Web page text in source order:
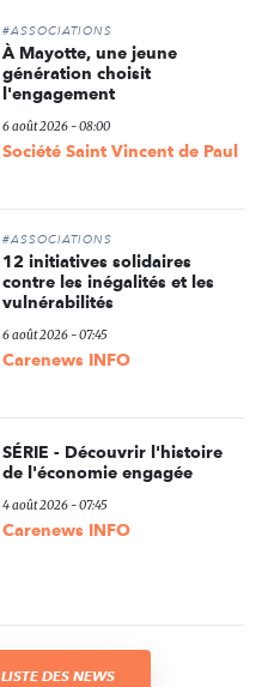
#ASSOCIATIONS
À Mayotte, une jeune
génération choisit
l'engagement
6 août 2026 - 08:00
Société Saint Vincent de Paul
#ASSOCIATIONS
12 initiatives solidaires
contre les inégalités et les
vulnérabilités
6 août 2026 - 07:45
Carenews INFO
SÉRIE - Découvrir l'histoire
de l'économie engagée
4 août 2026 - 07:45
Carenews INFO
DES NEWS